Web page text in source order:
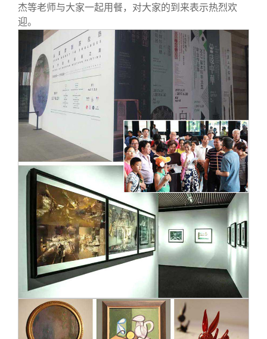
杰等老师与大家一起用餐，对大家的到来表示热烈欢
迎。